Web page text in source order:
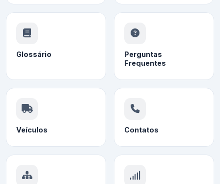
Glossário
Perguntas
Frequentes
Veículos Contatos